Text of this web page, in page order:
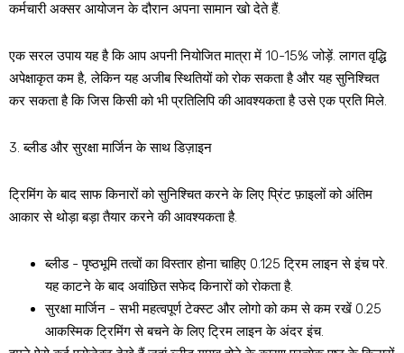
कर्मचारी अक्सर आयोजन के दौरान अपना सामान खो देते हैं.
एक सरल उपाय यह है कि आप अपनी नियोजित मात्रा में 10-15% जोड़ें. लागत वृद्धि
अपेक्षाकृत कम है, लेकिन यह अजीब स्थितियों को रोक सकता है और यह सुनिश्चित
कर सकता है कि जिस किसी को भी प्रतिलिपि की आवश्यकता है उसे एक प्रति मिले.
3. ब्लीड और सुरक्षा मार्जिन के साथ डिज़ाइन
ट्रिमिंग के बाद साफ किनारों को सुनिश्चित करने के लिए प्रिंट फ़ाइलों को अंतिम
आकार से थोड़ा बड़ा तैयार करने की आवश्यकता है.
ब्लीड - पृष्ठभूमि तत्वों का विस्तार होना चाहिए 0.125 ट्रिम लाइन से इंच परे.
यह काटने के बाद अवांछित सफेद किनारों को रोकता है.
सुरक्षा मार्जिन - सभी महत्वपूर्ण टेक्स्ट और लोगो को कम से कम रखें 0.25
आकस्मिक ट्रिमिंग से बचने के लिए ट्रिम लाइन के अंदर इंच.